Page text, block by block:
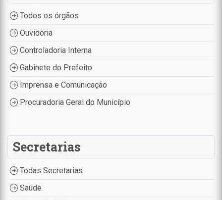
Todos os órgãos
Ouvidoria
Controladoria Interna
Gabinete do Prefeito
Imprensa e Comunicação
Procuradoria Geral do Município
Secretarias
Todas Secretarias
Saúde